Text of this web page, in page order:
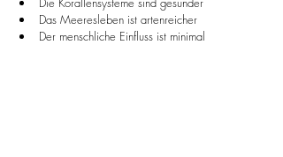
Das Meeresleben ist artenreicher
Der menschliche Einfluss ist minimal